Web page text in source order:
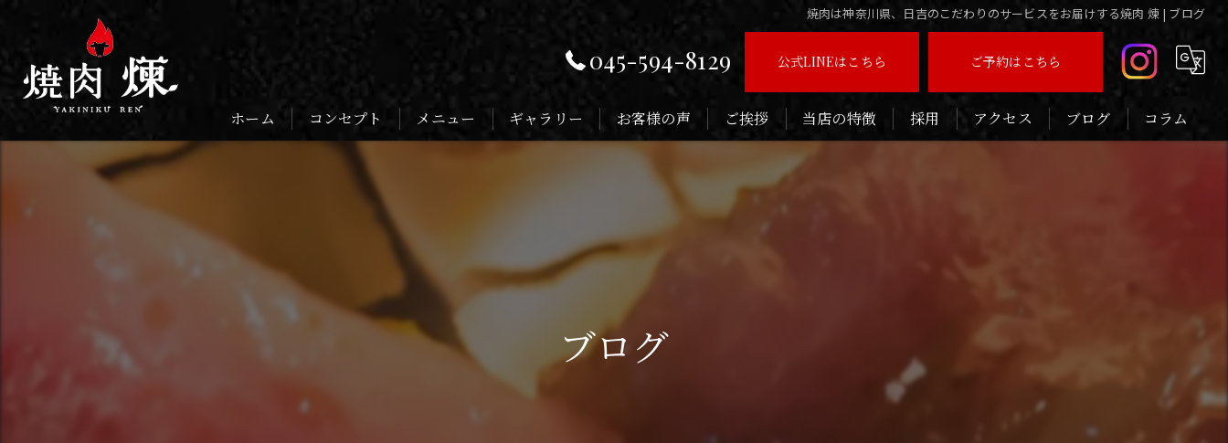
焼肉は神奈川県、日吉のこだわりのサービスをお届けする焼肉 煉 | ブログ
045-594-8129 公式LINEはこちら ご予約はこちら
ホーム コンセプト メニュー ギャラリー お客様の声 ご挨拶 当店の特徴 採用 アクセス ブログ コラム
ブログ